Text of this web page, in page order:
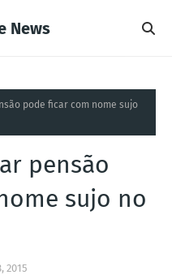
News
pode ficar com nome sujo
pensão
sujo no
2015